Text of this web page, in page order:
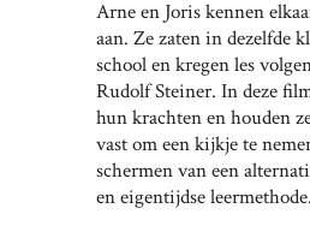
Arne en Joris kennen
aan. Ze zaten in dezelfde
school en kregen les
Rudolf Steiner. In deze
hun krachten en houden
vast om een kijkje te
schermen van een
en eigentijdse leermethode.